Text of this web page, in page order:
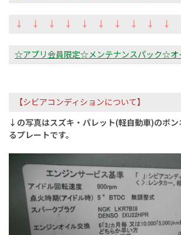
↓ ↓ ↓ ↓ ↓ ↓ ↓ ↓ ↓ ↓
☆アプリ会員限定☆メンテナンスパック☆
【シビアコンディションについて】
↓の写真はスズキ・パレット(軽自動車)のボ
るプレートです。